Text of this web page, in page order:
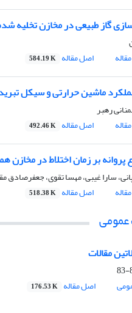
گاز طبیعی در مخازن تخلیه
اصل مقاله 584.19 K
ماشین حرارتی و سیکل
رهبر
اصل مقاله 492.46 K
پروانه بر زمان اختلاط در مخازن
سارا غیبی، مهسا تقوی،
اصل مقاله 518.38 K
مقالات
اصل مقاله 176.53 K